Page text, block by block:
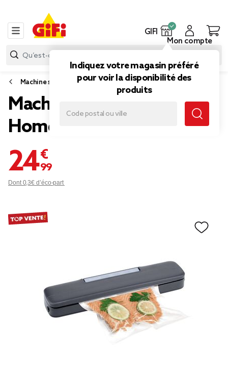
GIFI
Indiquez votre magasin préféré
pour voir la disponibilité des
produits
Mon compte
Machine sous vide et emballage alimentaire
Machine sous-vide
Homday 80W
24,99 €
Dont 0,3€ d’éco-part